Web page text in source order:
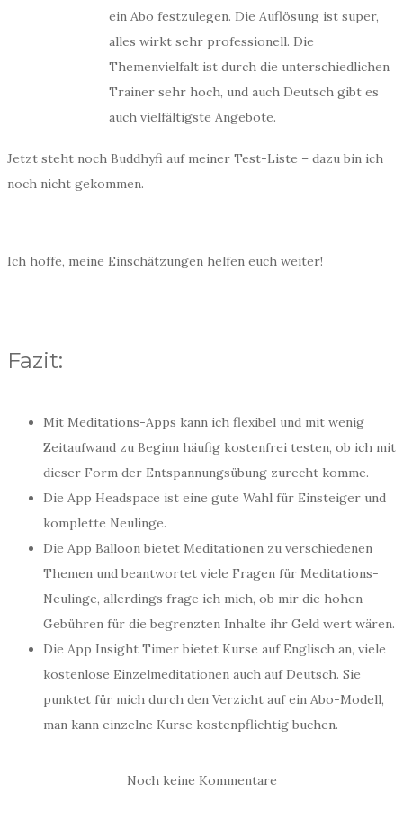
ein Abo festzulegen. Die Auflösung ist super,
alles wirkt sehr professionell. Die
Themenvielfalt ist durch die unterschiedlichen
Trainer sehr hoch, und auch Deutsch gibt es
auch vielfältigste Angebote.
Jetzt steht noch Buddhyfi auf meiner Test-Liste – dazu bin ich
noch nicht gekommen.
Ich hoffe, meine Einschätzungen helfen euch weiter!
Fazit:
Mit Meditations-Apps kann ich flexibel und mit wenig
Zeitaufwand zu Beginn häufig kostenfrei testen, ob ich mit
dieser Form der Entspannungsübung zurecht komme.
Die App Headspace ist eine gute Wahl für Einsteiger und
komplette Neulinge.
Die App Balloon bietet Meditationen zu verschiedenen
Themen und beantwortet viele Fragen für Meditations-
Neulinge, allerdings frage ich mich, ob mir die hohen
Gebühren für die begrenzten Inhalte ihr Geld wert wären.
Die App Insight Timer bietet Kurse auf Englisch an, viele
kostenlose Einzelmeditationen auch auf Deutsch. Sie
punktet für mich durch den Verzicht auf ein Abo-Modell,
man kann einzelne Kurse kostenpflichtig buchen.
Noch keine Kommentare